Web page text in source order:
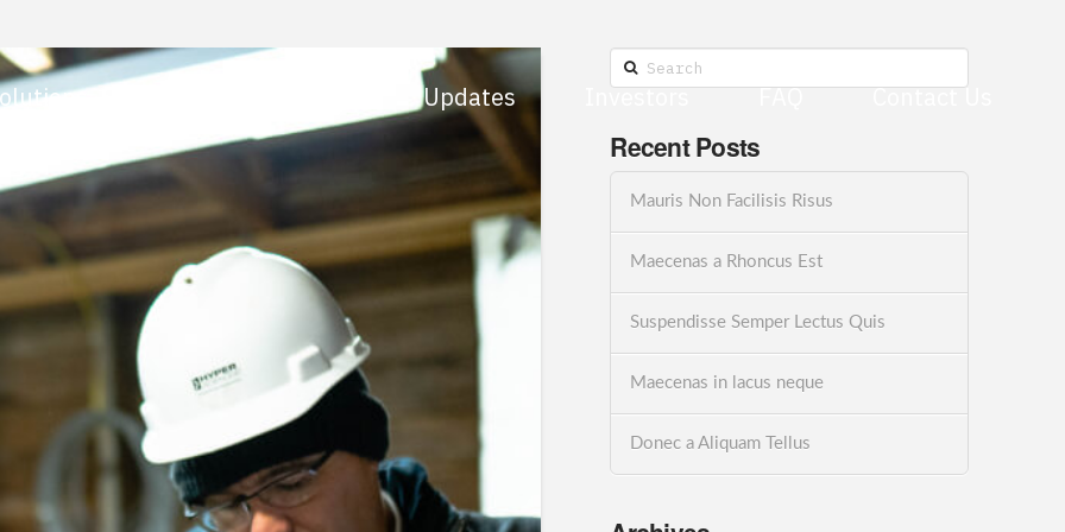
Updates Investors FAQ Contact Us
Search
Recent Posts
Mauris Non Facilisis Risus
Maecenas a Rhoncus Est
Suspendisse Semper Lectus Quis
Maecenas in lacus neque
Donec a Aliquam Tellus